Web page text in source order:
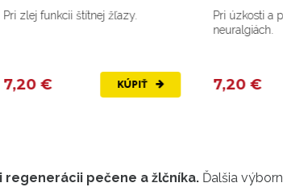
štítnej žľazy.
KÚPIŤ
Pri úzkosti a psychickom
7,20 € KÚPIŤ
regenerácii pečene a žlčníka. Ďalšia